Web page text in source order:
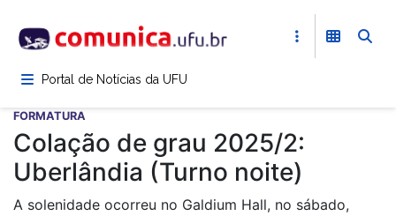
para
conteúdoPortal de Notícias da UFU
FORMATURA
Colação de grau 2025/2:
Uberlândia (Turno noite)
A solenidade ocorreu no Galdium Hall, no sábado,